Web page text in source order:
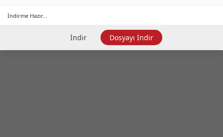
İndirme Hazır...
İndir Dosyayı İndir